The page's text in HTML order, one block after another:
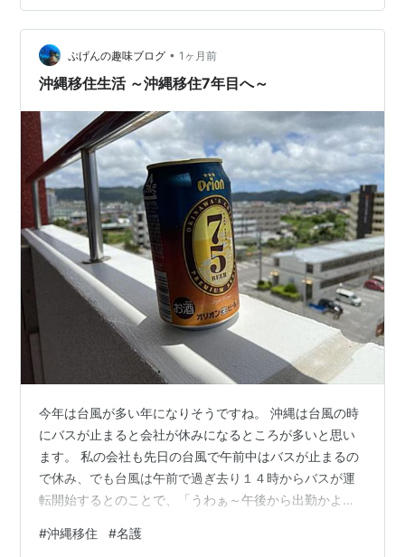
しいです。 与論島は空港があるのですが、羽田空港から
は便がないので、那覇空港経由か那覇から出ているフェ
リーに乗船するのが一般的かなと思います。私はフェリ
ーが途中で本部港に寄港するのでそこから乗船します。
ぷげんの趣味ブログ • 1ヶ月前
沖縄移住生活 ～沖縄移住7年目へ～
今年は台風が多い年になりそうですね。 沖縄は台風の時
にバスが止まると会社が休みになるところが多いと思い
ます。 私の会社も先日の台風で午前中はバスが止まるの
で休み、でも台風は午前で過ぎ去り１４時からバスが運
転開始するとのことで、「うわぁ～午後から出勤かよ
時から運行というハンパな時間だったせいか休みになり
#沖縄移住 #名護